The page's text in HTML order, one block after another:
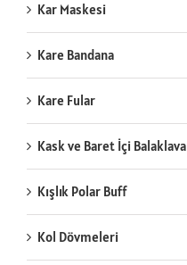
Kar Maskesi
Kare Bandana
Kare Fular
Kask ve Baret İçi Balaklava
Kışlık Polar Buff
Kol Dövmeleri